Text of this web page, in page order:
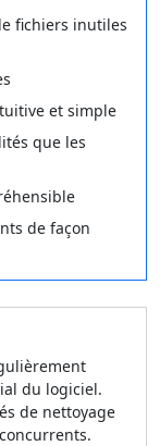
fichiers inutiles
et simple
que les
de façon
du logiciel.
de nettoyage